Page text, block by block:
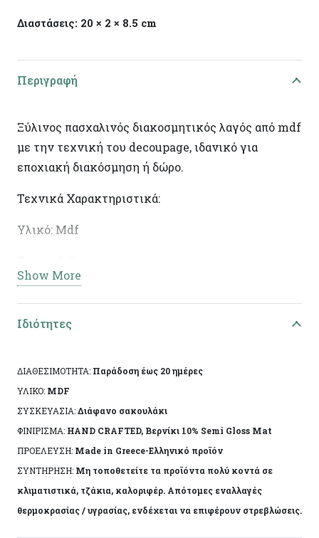
Διαστάσεις: 20 × 2 × 8.5 cm
Περιγραφή
Ξύλινος πασχαλινός διακοσμητικός λαγός από mdf
με την τεχνική του decoupage, ιδανικό για
εποχιακή διακόσμηση ή δώρο.
Τεχνικά Χαρακτηριστικά:
Υλικό: Mdf
Ειδικά χαρακτηριστικά: Χειροποίητη κατασκευή,
Το αντικείμενο ενδέχεται να φέρει ελάχιστες
αποκλίσεις ανά προϊόν λόγω της χειροποίητης
κατασκευής του. Made in Greece, by Korres Craft
Show More
Ιδιότητες
ΔΙΑΘΕΣΙΜΟΤΗΤΑ: Παράδοση έως 20 ημέρες
ΥΛΙΚΟ: MDF
ΣΥΣΚΕΥΑΣΙΑ:Διάφανο σακουλάκι
ΦΙΝΙΡΙΣΜΑ: HAND CRAFTED, Βερνίκι 10% Semi Gloss Mat
ΠΡΟΕΛΕΥΣΗ: Made in Greece-Ελληνικό προϊόν
ΣΥΝΤΗΡΗΣΗ: Μη τοποθετείτε τα προϊόντα πολύ κοντά σε
κλιματιστικά, τζάκια, καλοριφέρ. Απότομες εναλλαγές
θερμοκρασίας / υγρασίας, ενδέχεται να επιφέρουν στρεβλώσεις.